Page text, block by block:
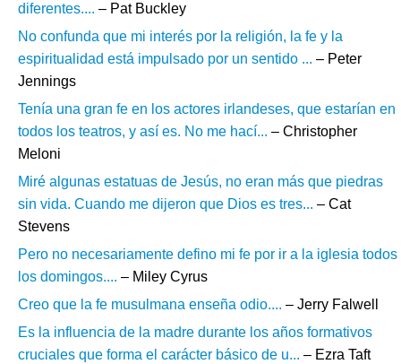
diferentes.... – Pat Buckley
No confunda que mi interés por la religión, la fe y la
espiritualidad está impulsado por un sentido ... – Peter
Jennings
Tenía una gran fe en los actores irlandeses, que estarían en
todos los teatros, y así es. No me hací... – Christopher
Meloni
Miré algunas estatuas de Jesús, no eran más que piedras
sin vida. Cuando me dijeron que Dios es tres... – Cat
Stevens
Pero no necesariamente defino mi fe por ir a la iglesia todos
los domingos.... – Miley Cyrus
Creo que la fe musulmana enseña odio.... – Jerry Falwell
Es la influencia de la madre durante los años formativos
cruciales que forma el carácter básico de u... – Ezra Taft